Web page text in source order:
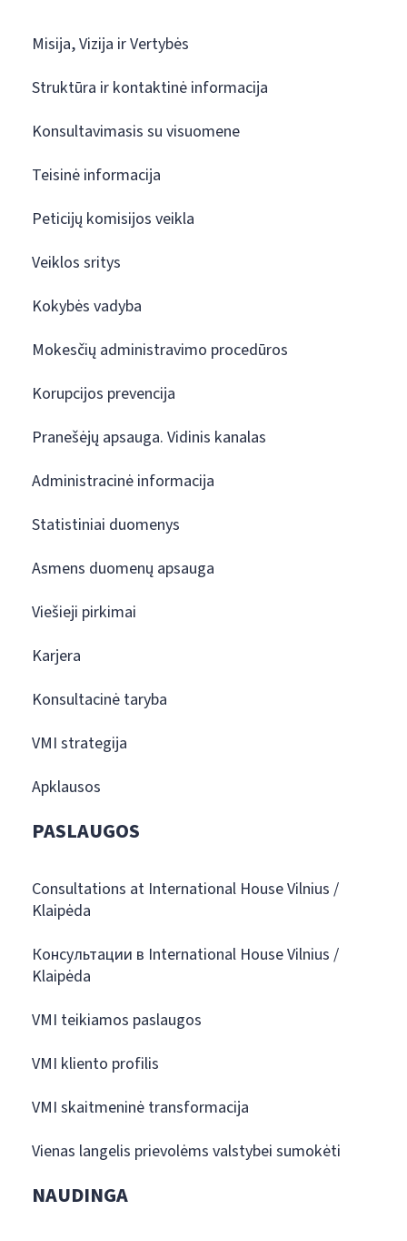
Misija, Vizija ir Vertybės
Struktūra ir kontaktinė informacija
Konsultavimasis su visuomene
Teisinė informacija
Peticijų komisijos veikla
Veiklos sritys
Kokybės vadyba
Mokesčių administravimo procedūros
Korupcijos prevencija
Pranešėjų apsauga. Vidinis kanalas
Administracinė informacija
Statistiniai duomenys
Asmens duomenų apsauga
Viešieji pirkimai
Karjera
Konsultacinė taryba
VMI strategija
Apklausos
PASLAUGOS
Consultations at International House Vilnius /
Klaipėda
Консультации в International House Vilnius /
Klaipėda
VMI teikiamos paslaugos
VMI kliento profilis
VMI skaitmeninė transformacija
Vienas langelis prievolėms valstybei sumokėti
NAUDINGA